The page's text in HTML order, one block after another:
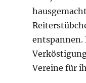
entspannen.
Vereine für